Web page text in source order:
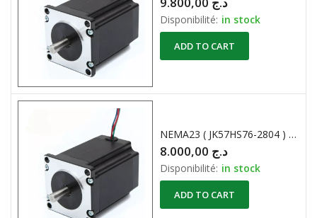
Disponibilité: in stock
ADD TO CART
NEMA23 ( JK57HS76-2804 ) Moteur pas à pas hybride 1,8° 1,89 N.m 57x57x76 mm 2,8 A 4 fils
د.ج
Disponibilité: in stock
ADD TO CART